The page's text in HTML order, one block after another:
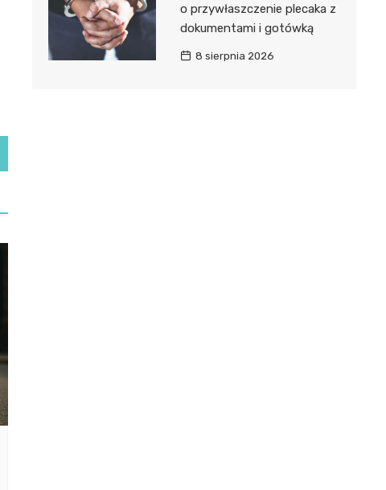
o przywłaszczenie plecaka z
dokumentami i gotówką
8 sierpnia 2026